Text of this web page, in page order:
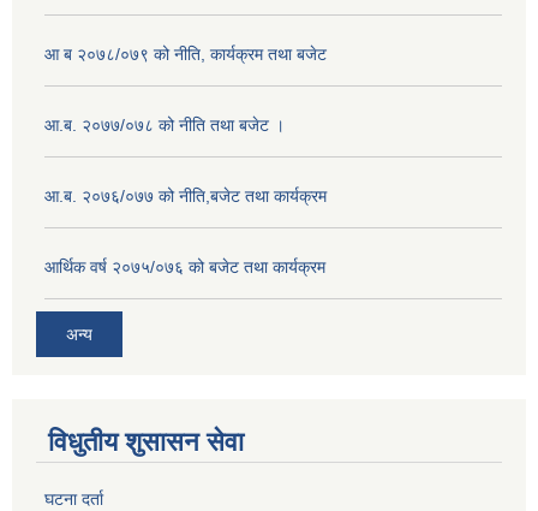
आ ब २०७८/०७९ को नीति, कार्यक्रम तथा बजेट
आ.ब. २०७७/०७८ को नीति तथा बजेट ।
आ.ब. २०७६/०७७ को नीति,बजेट तथा कार्यक्रम
आर्थिक वर्ष २०७५/०७६ को बजेट तथा कार्यक्रम
अन्य
विधुतीय शुसासन सेवा
घटना दर्ता